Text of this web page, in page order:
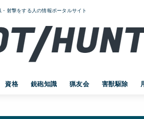
・射撃をする人の情報ポータルサイト
資格 銃砲知識 猟友会 害獣駆除